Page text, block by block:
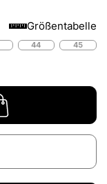
Größentabelle
44
45